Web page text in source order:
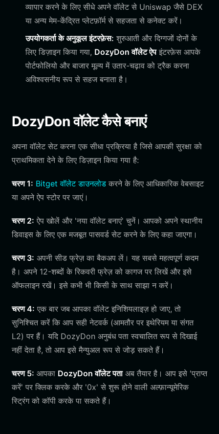
व्यापार करने के लिए सीधे अपने वॉलेट से Uniswap जैसे DEX
या अन्य मेम-केंद्रित प्लेटफ़ॉर्म से सहजता से कनेक्ट करें।
उपयोगकर्ता के अनुकूल इंटरफ़ेस: शुरुआती और दिग्गजों दोनों के
लिए डिज़ाइन किया गया, DozyDon वॉलेट ऐपइंटरफ़ेस आपके
पोर्टफोलियो और बाजार मूल्य में उतार-चढ़ाव को ट्रैक करना
अविश्वसनीय रूप से सहज बनाता है।
DozyDon वॉलेट कैसे बनाएं
अपना वॉलेट सेट करना एक सीधा प्रक्रिया है जिसे आपकी सुरक्षा को
प्राथमिकता देने के लिए डिज़ाइन किया गया है:
चरण 1: Bitget वॉलेट डाउनलोड करने के लिए आधिकारिक वेबसाइट
या अपने ऐप स्टोर पर जाएं।
चरण 2: ऐप खोलें और 'नया वॉलेट बनाएं' चुनें। आपको अपने स्थानीय
डिवाइस के लिए एक मजबूत पासवर्ड सेट करने के लिए कहा जाएगा।
चरण 3: अपनी सीड फ्रेज़ का बैकअप लें। यह सबसे महत्वपूर्ण कदम
है। अपने 12-शब्दों के रिकवरी फ्रेज़ को कागज पर लिखें और इसे
ऑफलाइन रखें। इसे कभी भी किसी के साथ साझा न करें।
चरण 4: एक बार जब आपका वॉलेट इनिशियलाइज़ हो जाए, तो
सुनिश्चित करें कि आप सही नेटवर्क (आमतौर पर इथेरियम या संगत
L2) पर हैं। यदि DozyDon अनुबंध पता स्वचालित रूप से दिखाई
नहीं देता है, तो आप इसे मैन्युअल रूप से जोड़ सकते हैं।
चरण 5: आपका DozyDon वॉलेट पताअब तैयार है। आप इसे 'प्राप्त
करें' पर क्लिक करके और '0x' से शुरू होने वाली अल्फ़ान्यूमेरिक
स्ट्रिंग को कॉपी करके पा सकते हैं।